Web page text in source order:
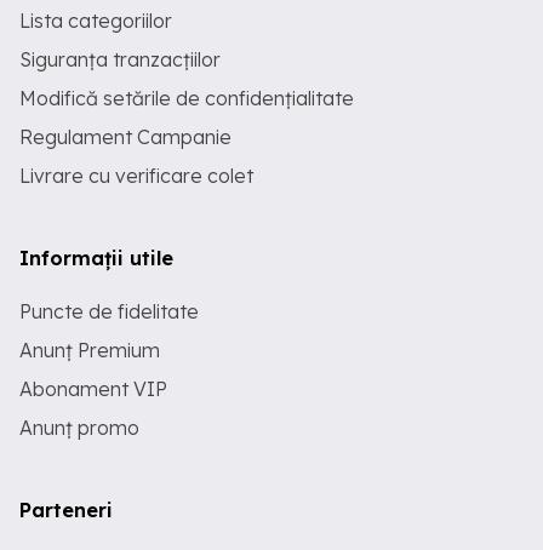
Lista categoriilor
Siguranța tranzacțiilor
Modifică setările de confidențialitate
Regulament Campanie
Livrare cu verificare colet
Informații utile
Puncte de fidelitate
Anunț Premium
Abonament VIP
Anunț promo
Parteneri